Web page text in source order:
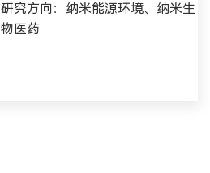
研究方向：纳米能源环境、纳米生
物医药